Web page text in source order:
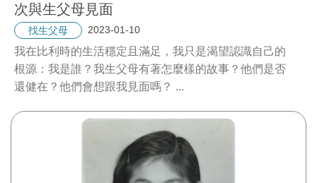
次與生父母見面
找生父母 2023-01-10
我在比利時的生活穩定且滿足，我只是渴望認識自己的
根源：我是誰？我生父母有著怎麼樣的故事？他們是否
還健在？他們會想跟我見面嗎？ ...